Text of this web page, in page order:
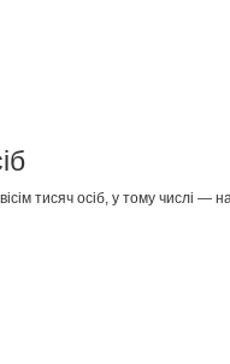
тисяч осіб, у тому числі —